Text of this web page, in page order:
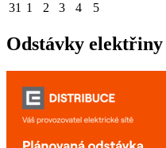
31 1 2 3 4 5
Odstávky elektřiny